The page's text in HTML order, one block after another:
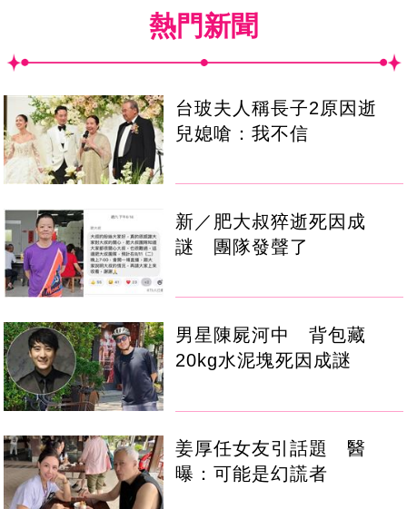
熱門新聞
台玻夫人稱長子2原因逝
兒媳嗆：我不信
新／肥大叔猝逝死因成
謎 團隊發聲了
男星陳屍河中 背包藏
20kg水泥塊死因成謎
姜厚任女友引話題 醫
曝：可能是幻謊者